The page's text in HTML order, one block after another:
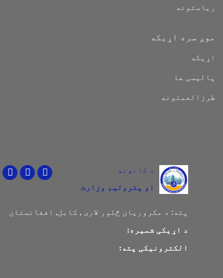
ریاستونه
موږ سره اړیکه
اړیکه
پالیسی ها
طرزالعملونه
د کانونو
او پترولیم وزارت
YoutubeFacebook
پته: د مکروریان څلور لاری , کابل, افغانستان
د اړیکی شمیره:
الکترونیکی پته: